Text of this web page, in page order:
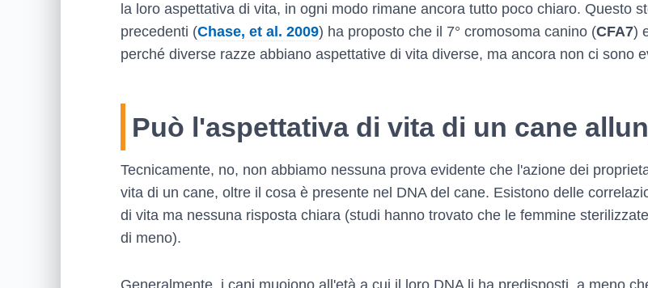
la loro aspettativa di vita, in ogni modo rimane ancora tutto poco chiaro. Questo
precedenti (Chase, et al. 2009) ha proposto che il 7° cromosoma canino (CFA7)
perché diverse razze abbiano aspettative di vita diverse, ma ancora non ci sono
Può l'aspettativa di vita di un cane
Tecnicamente, no, non abbiamo nessuna prova evidente che l'azione dei
vita di un cane, oltre il cosa è presente nel DNA del cane. Esistono delle
di vita ma nessuna risposta chiara (studi hanno trovato che le femmine
di meno).